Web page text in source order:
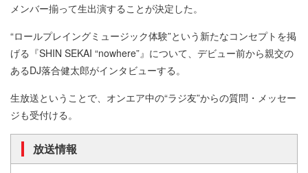
メンバー揃って生出演することが決定した。
“ロールプレイングミュージック体験”という新たなコンセプトを掲
げる『SHIN SEKAI “nowhere”』について、デビュー前から親交の
あるDJ落合健太郎がインタビューする。
生放送ということで、オンエア中の“ラジ友”からの質問・メッセー
ジも受付ける。
放送情報